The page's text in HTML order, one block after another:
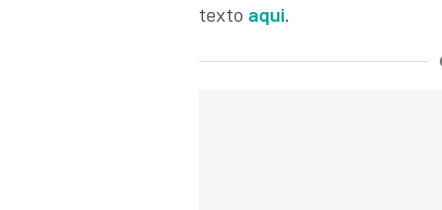
texto aqui.